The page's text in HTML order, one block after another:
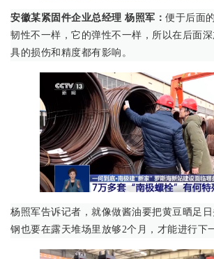
安徽某紧固件企业总经理 杨照军： 便于后面
韧性不一样，它的弹性不一样，所以在后面
具的损伤和精度都有影响。
杨照军告诉记者，就像做酱油要把黄豆晒足
钢也要在露天堆场里放够2个月，才能进行下